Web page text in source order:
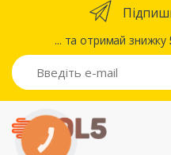
... та отримай знижку
КНОПКА
ЗВ'ЯЗКУ